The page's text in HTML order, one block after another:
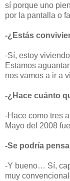
sí porque uno
por la pantalla o
-¿Estás
-Sí, estoy
Estamos
nos vamos a ir a
-¿Hace cuánto
-Hace como tres
Mayo del 2008
-Se podría
-Y bueno… Sí,
muy